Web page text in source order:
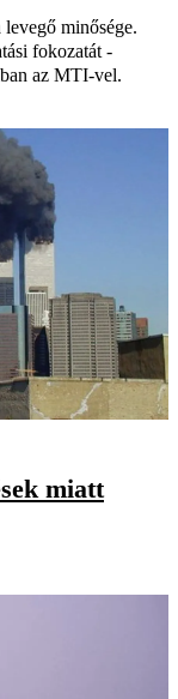
minősége.
fokozatát -
az MTI-vel.
miatt